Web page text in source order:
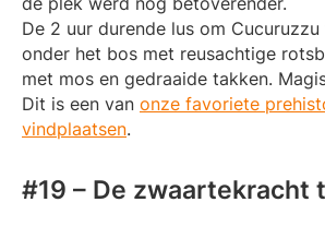
De 2 uur durende lus om
onder het bos met reusachtige
met mos en gedraaide takken.
Dit is een van onze favoriete
vindplaatsen.
#19 – De zwaartekracht